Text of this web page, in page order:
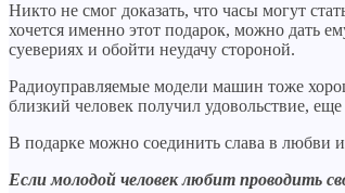
Никто не смог доказать, что часы могут
хочется именно этот подарок, можно дать
суевериях и обойти неудачу стороной.
Радиоуправляемые модели машин тоже
близкий человек получил удовольствие,
В подарке можно соединить слава в любви
Если молодой человек любит проводить